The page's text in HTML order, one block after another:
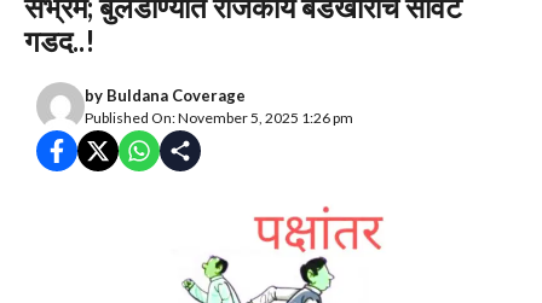
गडद..!
by Buldana Coverage
Published On: November 5, 2025 1:26 pm